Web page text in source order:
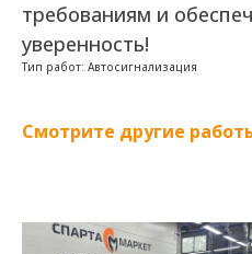
требованиям и
уверенность!
Тип работ: Автосигнализация
Смотрите другие